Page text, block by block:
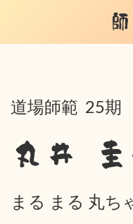
道場師範 25期
丸井 圭
まる まる 丸ち